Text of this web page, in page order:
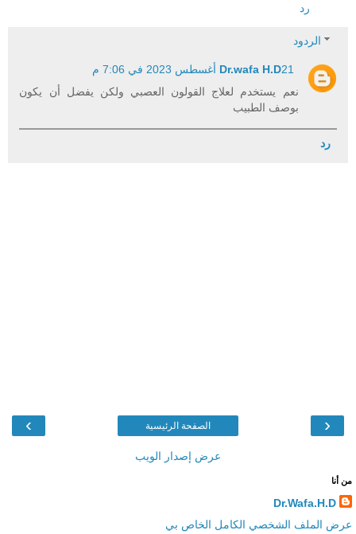
رد
الردود
Dr.wafa H.D21 أغسطس 2023 في 7:06 م
نعم يستخدم لعلاج القولون العصبي ولكن يفضل أن يكون
بوصف الطبيب
رد
‹
› الصفحة الرئيسية
عرض إصدار الويب
من أنا
Dr.Wafa.H.D
عرض الملف الشخصي الكامل الخاص بي